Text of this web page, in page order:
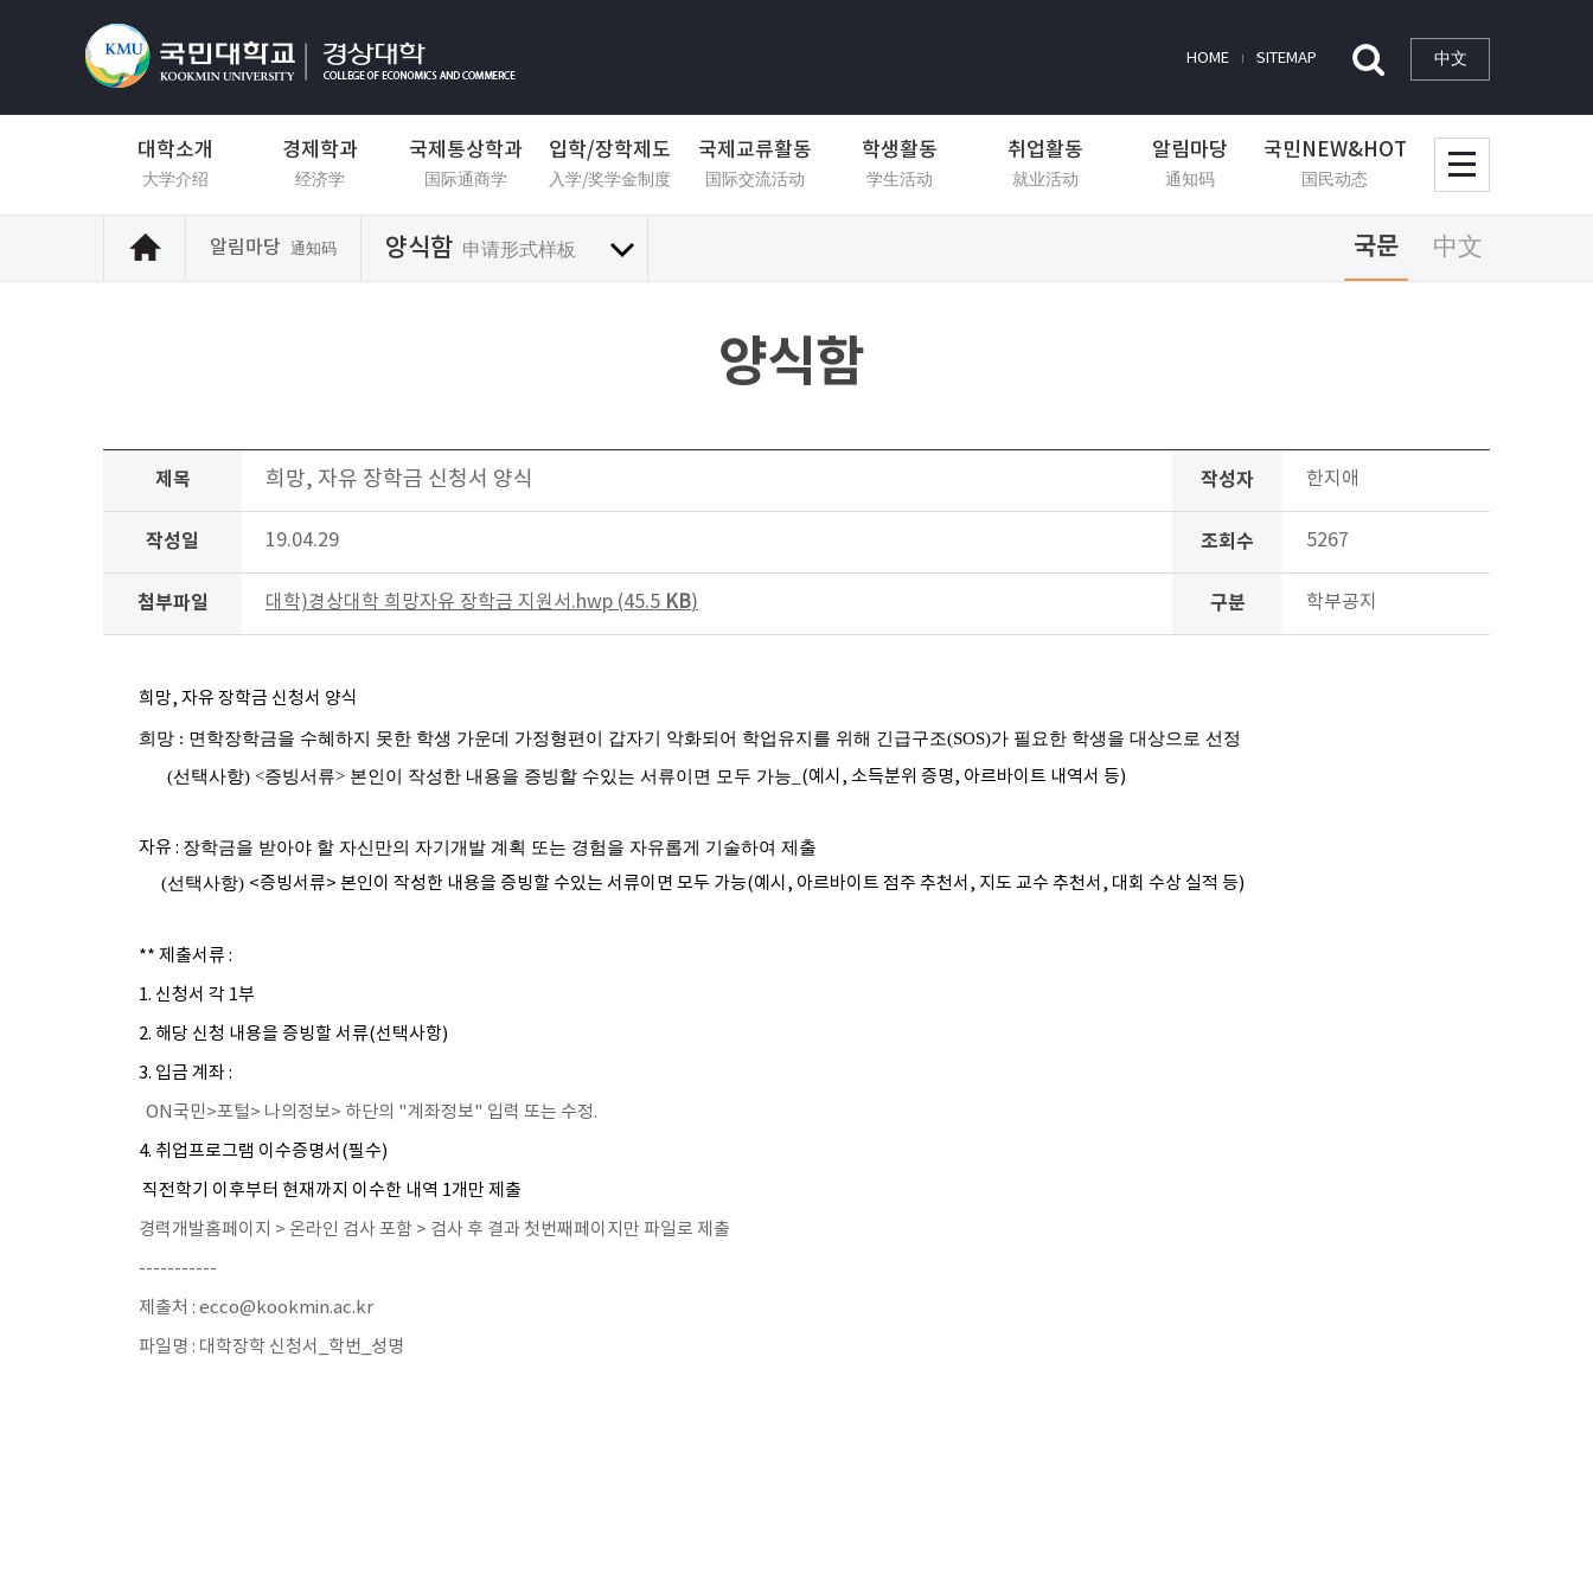
HOME SITEMAP 中文
대학소개
大学介绍
경제학과
经济学
국제통상학과
国际通商学
입학/장학제도
入学/奖学金制度
국제교류활동
国际交流活动
학생활동
学生活动
취업활동
就业活动
알림마당
通知码
국민NEW&HOT
国民动态
알림마당 通知码 양식함 申请形式样板 국문 中文
양식함
제목 희망, 자유 장학금 신청서 양식 작성자 한지애
작성일 19.04.29 조회수 5267
첨부파일 대학)경상대학 희망자유 장학금 지원서.hwp (45.5 KB) 구분 학부공지
희망, 자유 장학금 신청서 양식
희망 : 면학장학금을 수혜하지 못한 학생 가운데 가정형편이 갑자기 악화되어 학업유지를 위해 긴급구조(SOS)가 필요한 학생을 대상으로 선정
(선택사항) <증빙서류> 본인이 작성한 내용을 증빙할 수있는 서류이면 모두 가능_ (예시, 소득분위 증명, 아르바이트 내역서 등)
자유 : 장학금을 받아야 할 자신만의 자기개발 계획 또는 경험을 자유롭게 기술하여 제출
(선택사항) <증빙서류> 본인이 작성한 내용을 증빙할 수있는 서류이면 모두 가능(예시, 아르바이트 점주 추천서, 지도 교수 추천서, 대회 수상 실적 등)
** 제출서류 :
1. 신청서 각 1부
2. 해당 신청 내용을 증빙할 서류(선택사항)
3. 입금 계좌 :
ON국민>포털> 나의정보> 하단의 "계좌정보" 입력 또는 수정.
4. 취업프로그램 이수증명서(필수)
직전학기 이후부터 현재까지 이수한 내역 1개만 제출
경력개발홈페이지 > 온라인 검사 포함 > 검사 후 결과 첫번째페이지만 파일로 제출
-----------
제출처 : ecco@kookmin.ac.kr
파일명 : 대학장학 신청서_학번_성명